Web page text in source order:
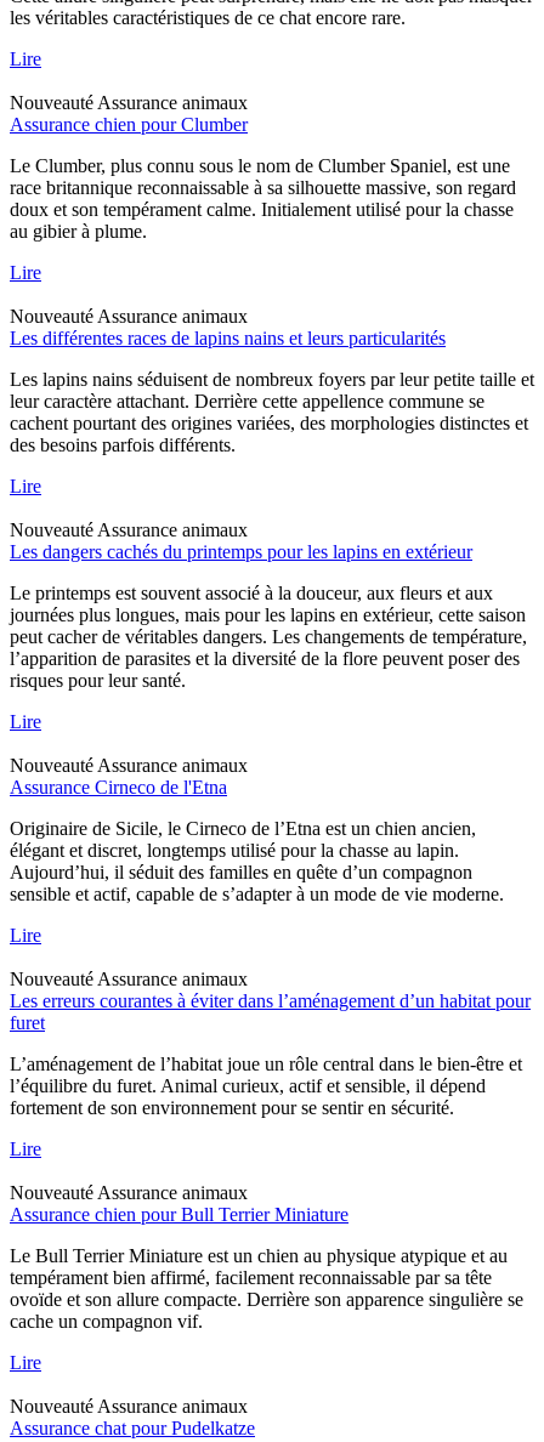
les véritables caractéristiques de ce chat encore rare.
Lire
Nouveauté Assurance animaux
Assurance chien pour Clumber
Le Clumber, plus connu sous le nom de Clumber Spaniel, est une
race britannique reconnaissable à sa silhouette massive, son regard
doux et son tempérament calme. Initialement utilisé pour la chasse
au gibier à plume.
Lire
Nouveauté Assurance animaux
Les différentes races de lapins nains et leurs particularités
Les lapins nains séduisent de nombreux foyers par leur petite taille et
leur caractère attachant. Derrière cette appellence commune se
cachent pourtant des origines variées, des morphologies distinctes et
des besoins parfois différents.
Lire
Nouveauté Assurance animaux
Les dangers cachés du printemps pour les lapins en extérieur
Le printemps est souvent associé à la douceur, aux fleurs et aux
journées plus longues, mais pour les lapins en extérieur, cette saison
peut cacher de véritables dangers. Les changements de température,
l’apparition de parasites et la diversité de la flore peuvent poser des
risques pour leur santé.
Lire
Nouveauté Assurance animaux
Assurance Cirneco de l'Etna
Originaire de Sicile, le Cirneco de l’Etna est un chien ancien,
élégant et discret, longtemps utilisé pour la chasse au lapin.
Aujourd’hui, il séduit des familles en quête d’un compagnon
sensible et actif, capable de s’adapter à un mode de vie moderne.
Lire
Nouveauté Assurance animaux
Les erreurs courantes à éviter dans l’aménagement d’un habitat pour
furet
L’aménagement de l’habitat joue un rôle central dans le bien-être et
l’équilibre du furet. Animal curieux, actif et sensible, il dépend
fortement de son environnement pour se sentir en sécurité.
Lire
Nouveauté Assurance animaux
Assurance chien pour Bull Terrier Miniature
Le Bull Terrier Miniature est un chien au physique atypique et au
tempérament bien affirmé, facilement reconnaissable par sa tête
ovoïde et son allure compacte. Derrière son apparence singulière se
cache un compagnon vif.
Lire
Nouveauté Assurance animaux
Assurance chat pour Pudelkatze